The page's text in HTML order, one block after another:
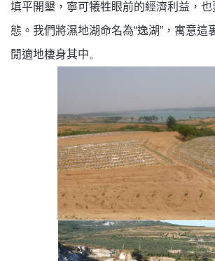
填平開墾，寧可犧牲眼前的經濟利益，
態。我們將濕地湖命名為“逸湖”，寓意這
閒適地棲身其中。